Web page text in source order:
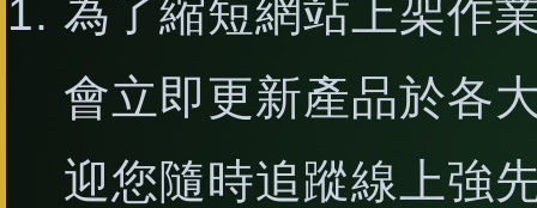
為了縮短網站上架作
會立即更新產品於各
迎您隨時追蹤線上強